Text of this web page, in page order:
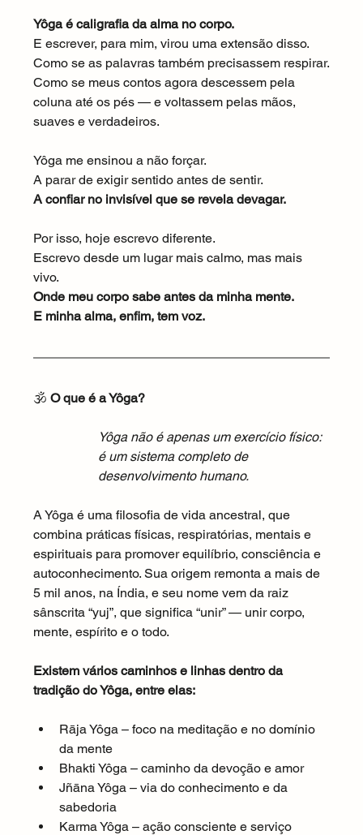
Yôga é caligrafia da alma no corpo.
E escrever, para mim, virou uma extensão disso.
Como se as palavras também precisassem respirar.
Como se meus contos agora descessem pela
coluna até os pés — e voltassem pelas mãos,
suaves e verdadeiros.
Yôga me ensinou a não forçar.
A parar de exigir sentido antes de sentir.
A confiar no invisível que se revela devagar.
Por isso, hoje escrevo diferente.
Escrevo desde um lugar mais calmo, mas mais
vivo.
Onde meu corpo sabe antes da minha mente.
E minha alma, enfim, tem voz.
🕉️ O que é a Yôga?
Yôga não é apenas um exercício físico:
é um sistema completo de
desenvolvimento humano.
A Yôga é uma filosofia de vida ancestral, que
combina práticas físicas, respiratórias, mentais e
espirituais para promover equilíbrio, consciência e
autoconhecimento. Sua origem remonta a mais de
5 mil anos, na Índia, e seu nome vem da raiz
sânscrita “yuj”, que significa “unir” — unir corpo,
mente, espírito e o todo.
Existem vários caminhos e linhas dentro da
tradição do Yôga, entre elas:
Rāja Yôga – foco na meditação e no domínio
da mente
Bhakti Yôga – caminho da devoção e amor
Jñāna Yôga – via do conhecimento e da
sabedoria
Karma Yôga – ação consciente e serviço